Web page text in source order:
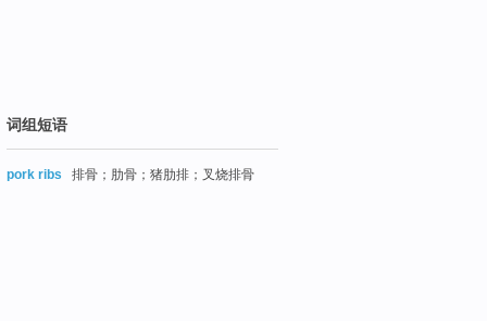
词组短语
pork ribs 排骨；肋骨；猪肋排；叉烧排骨